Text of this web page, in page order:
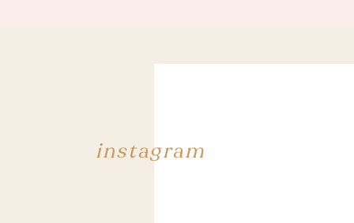
instagram